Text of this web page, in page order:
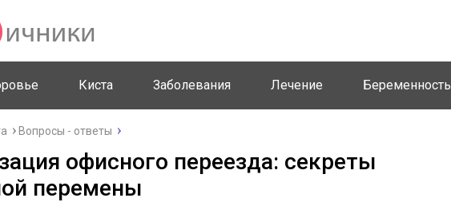
Киста Заболевания Лечение Беременность
Вопросы - ответы
офисного переезда: секреты
перемены